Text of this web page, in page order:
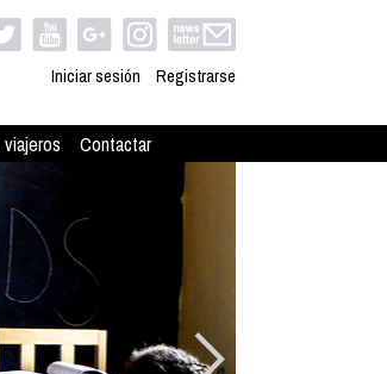
Iniciar sesión Registrarse
Contactar